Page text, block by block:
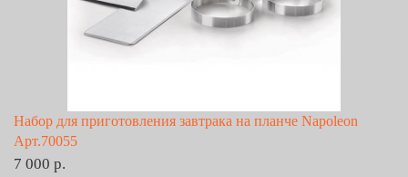
Набор для приготовления завтрака на планче Napoleon
Арт.70055
7 000 р.